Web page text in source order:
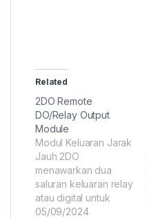
Related
2DO Remote
DO/Relay Output
Module
Modul Keluaran Jarak
Jauh 2DO
menawarkan dua
saluran keluaran relay
atau digital untuk
kontrol perangkat
05/09/2024